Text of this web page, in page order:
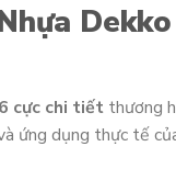
cực chi tiếtthương
ứng dụng thực tế